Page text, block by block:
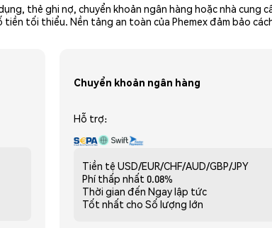
thẻ ghi nợ, chuyển khoản ngân hàng hoặc nhà cung
tối thiểu. Nền tảng an toàn của Phemex đảm bảo
Chuyển khoản ngân hàng
Hỗ trợ:
Tiền tệ USD/EUR/CHF/AUD/GBP/JPY
Phí thấp nhất 0.08%
Thời gian đến Ngay lập tức
Tốt nhất cho Số lượng lớn